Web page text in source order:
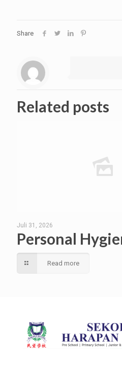
Share
Related posts
Juli 31, 2026
Personal
Read more